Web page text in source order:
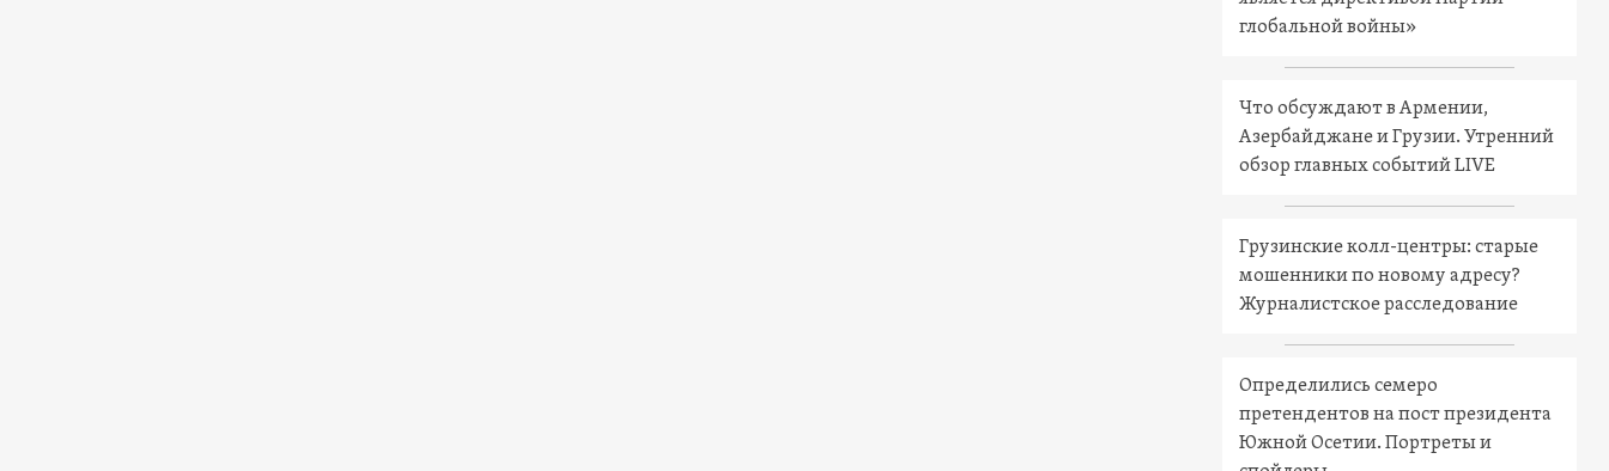
глобальной войны»
Что обсуждают в Армении,
Азербайджане и Грузии. Утренний
обзор главных событий LIVE
Грузинские колл-центры: старые
мошенники по новому адресу?
Журналистское расследование
Определились семеро
претендентов на пост президента
Южной Осетии. Портреты и